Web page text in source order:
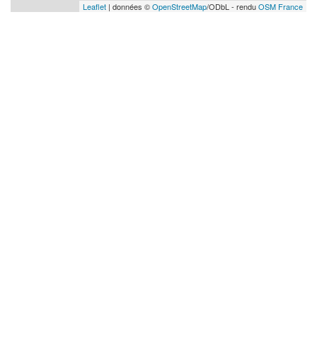
Leaflet | données ©OpenStreetMap/ODbL - renduOSM France